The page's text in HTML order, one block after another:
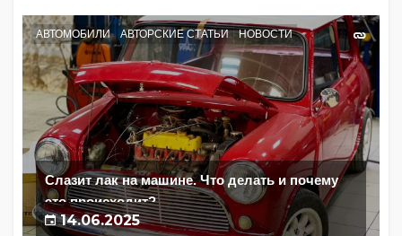
АВТОМОБИЛИ АВТОРСКИЕ СТАТЬИ НОВОСТИ
Слазит лак на машине. Что делать и почему
это происходит?
14.06.2025